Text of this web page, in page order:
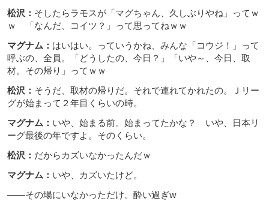
松沢： そしたらラモスが「マグちゃん、久しぶりやね」ってｗ
ｗ 「なんだ、コイツ？」って思ってねｗｗ
マグナム： はいはい。っていうかね、みんな「コウジ！」って
呼ぶの、全員。「どうしたの、今日？」「いや～、今日、取
材。その帰り」ってｗｗ
松沢： そうだ、取材の帰りだ。それで連れてかれたの。Ｊリー
グが始まって２年目くらいの時。
マグナム： いや、始まる前。始まってたかな？ いや、日本リ
ーグ最後の年ですよ。そのくらい。
松沢： だからカズいなかったんだｗ
マグナム： いや、カズいたけど。
――その場にいなかっただけ。酔い過ぎw